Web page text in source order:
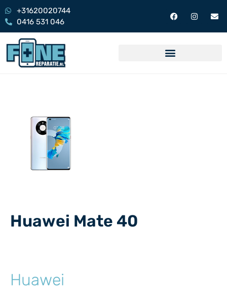
+31620020744
0416 531 046
Huawei Mate 40
Huawei